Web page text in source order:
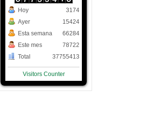
Hoy
Ayer
Esta semana
Este mes
Total
3174
15424
66284
78722
37755413
Visitors Counter